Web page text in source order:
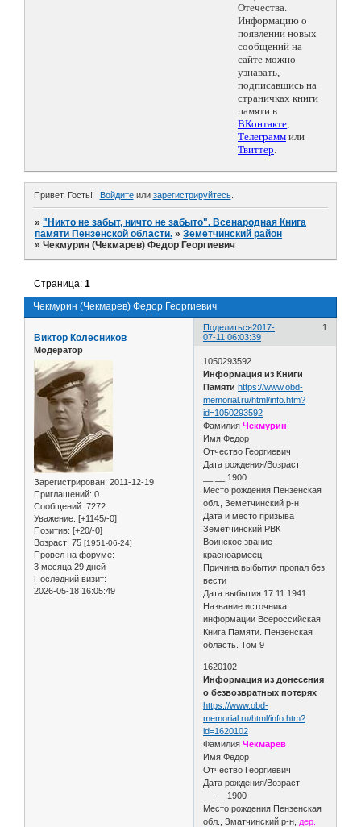
Отечества.
Информацию о
появлении новых
сообщений на
сайте можно
узнавать,
подписавшись на
страничках книги
памяти в
ВКонтакте,
Телеграмм или
Твиттер.
Привет, Гость! Войдитеили зарегистрируйтесь.
»"Никто не забыт, ничто не забыто". Всенародная Книга
памяти Пензенской области. »Земетчинский район
»Чекмурин (Чекмарев) Федор Георгиевич
Чекмурин (Чекмарев) Федор Георгиевич
Страница:1
Поделиться 1
2017-
07-11 06:03:39
Виктор Колесников
Модератор
Зарегистрирован: 2011-12-19
Приглашений: 0
Сообщений: 7272
Уважение: [+1145/-0]
Позитив: [+20/-0]
Возраст: 75 [1951-06-24]
Провел на форуме:
3 месяца 29 дней
Последний визит:
2026-05-18 16:05:49
1050293592
Информация из Книги
Памяти https://www.obd-
memorial.ru/html/info.htm?
id=1050293592
ФамилияЧекмурин
Имя Федор
Отчество Георгиевич
Дата рождения/Возраст
__.__.1900
Место рождения Пензенская
обл., Земетчинский р-н
Дата и место призыва
Земетчинский РВК
Воинское звание
красноармеец
Причина выбытия пропал без
вести
Дата выбытия 17.11.1941
Название источника
информации Всероссийская
Книга Памяти. Пензенская
область. Том 9
1620102
Информация из донесения
о безвозвратных потерях
https://www.obd-
memorial.ru/html/info.htm?
id=1620102
ФамилияЧекмарев
Имя Федор
Отчество Георгиевич
Дата рождения/Возраст
__.__.1900
Место рождения Пензенская
обл., Зматчинский р-н, дер.